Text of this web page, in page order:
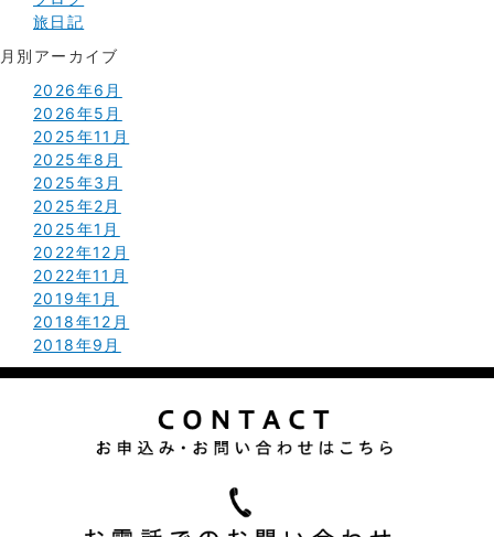
旅日記
月別アーカイブ
2026年6月
2026年5月
2025年11月
2025年8月
2025年3月
2025年2月
2025年1月
2022年12月
2022年11月
2019年1月
2018年12月
2018年9月